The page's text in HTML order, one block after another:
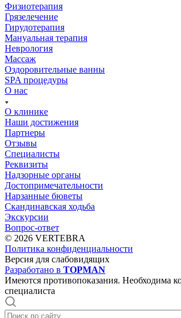
Физиотерапия
Грязелечение
Гирудотерапия
Мануальная терапия
Неврология
Массаж
Оздоровительные ванны
SPA процедуры
О нас
О клинике
Наши достижения
Партнеры
Отзывы
Специалисты
Реквизиты
Надзорные органы
Достопримечательности
Нарзанные бюветы
Скандинавская ходьба
Экскурсии
Вопрос-ответ
© 2026 VERTEBRA
Политика конфиденциальности
Версия для слабовидящих
Разработано в TOPMAN
Имеются противопоказания. Необходима
специалиста